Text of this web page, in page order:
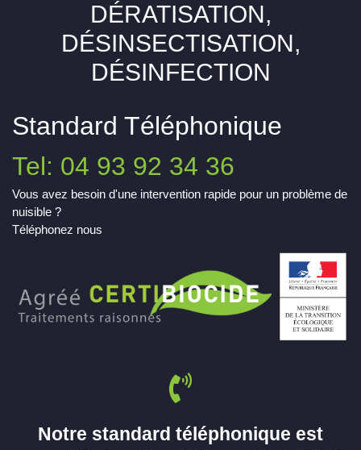
DÉRATISATION,
DÉSINSECTISATION,
DÉSINFECTION
Standard Téléphonique
Tel: 04 93 92 34 36
Vous avez besoin d'une intervention rapide pour un problème de
nuisible ?
Téléphonez nous
Notre standard téléphonique est